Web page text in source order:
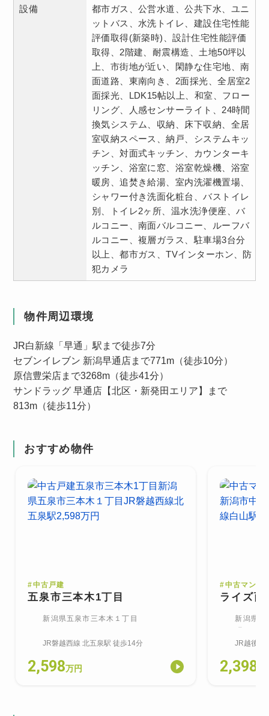
設備
都市ガス、公営水道、公共下水、ユニ
ットバス、水洗トイレ、建設住宅性能
評価取得(新築時)、設計住宅性能評価
取得、2階建、耐震構造、土地50坪以
上、市街地が近い、閑静な住宅地、南
面道路、東南向き、2面採光、全居室2
面採光、LDK15帖以上、和室、フロー
リング、人感センサーライト、24時間
換気システム、収納、床下収納、全居
室収納スペース、納戸、システムキッ
チン、対面式キッチン、カウンターキ
ッチン、浴室に窓、浴室乾燥機、浴室
暖房、追焚き給湯、室内洗濯機置場、
シャワー付き洗面化粧台、バストイレ
別、トイレ2ヶ所、温水洗浄便座、バ
ルコニー、南面バルコニー、ルーフバ
ルコニー、複層ガラス、駐車場3台分
以上、都市ガス、TVインターホン、防
犯カメラ
物件周辺環境
JR白新線「早通」駅まで徒歩7分
セブンイレブン 新潟早通店まで771m（徒歩10分）
原信豊栄店まで3268m（徒歩41分）
サンドラッグ 早通店【北区・新発田エリア】まで
813m（徒歩11分）
おすすめ物件
#中古戸建
五泉市三本木1丁目
新潟県五泉市三本木１丁目
JR磐越西線北五泉駅 徒歩14分
2,598万円
#中古マンシ
ライズ西
新潟県新
JR越後線
2,398